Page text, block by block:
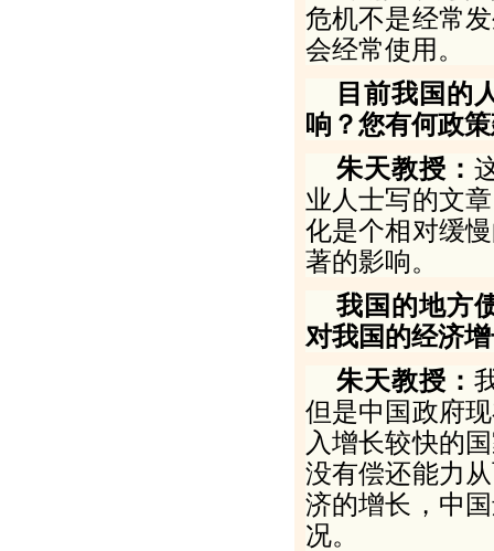
危机不是经常
会经常使用。
目前我国的
响？您有何政
朱天教授：
业人士写的文
化是个相对缓
著的影响。
我国的地方
对我国的经济
朱天教授：
但是中国政府
入增长较快的
没有偿还能力
济的增长，中
况。